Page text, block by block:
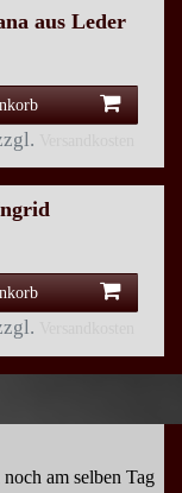
aus Leder
am selben Tag